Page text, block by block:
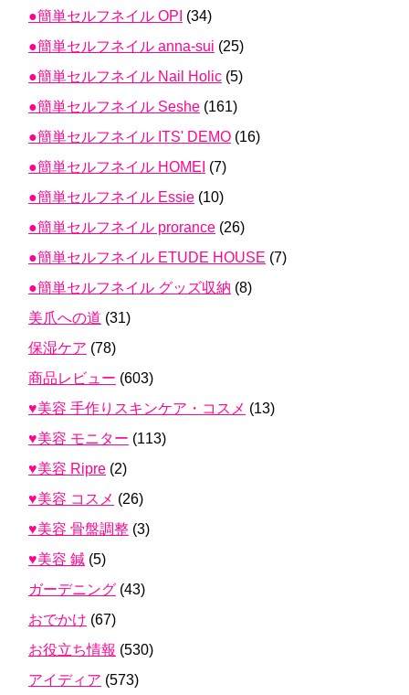
●簡単セルフネイル OPI (34)
●簡単セルフネイル anna-sui (25)
●簡単セルフネイル Nail Holic (5)
●簡単セルフネイル Seshe (161)
●簡単セルフネイル ITS' DEMO (16)
●簡単セルフネイル HOMEI (7)
●簡単セルフネイル Essie (10)
●簡単セルフネイル prorance (26)
●簡単セルフネイル ETUDE HOUSE (7)
●簡単セルフネイル グッズ収納 (8)
美爪への道 (31)
保湿ケア (78)
商品レビュー (603)
♥美容 手作りスキンケア・コスメ (13)
♥美容 モニター (113)
♥美容 Ripre (2)
♥美容 コスメ (26)
♥美容 骨盤調整 (3)
♥美容 鍼 (5)
ガーデニング (43)
おでかけ (67)
お役立ち情報 (530)
アイディア (573)